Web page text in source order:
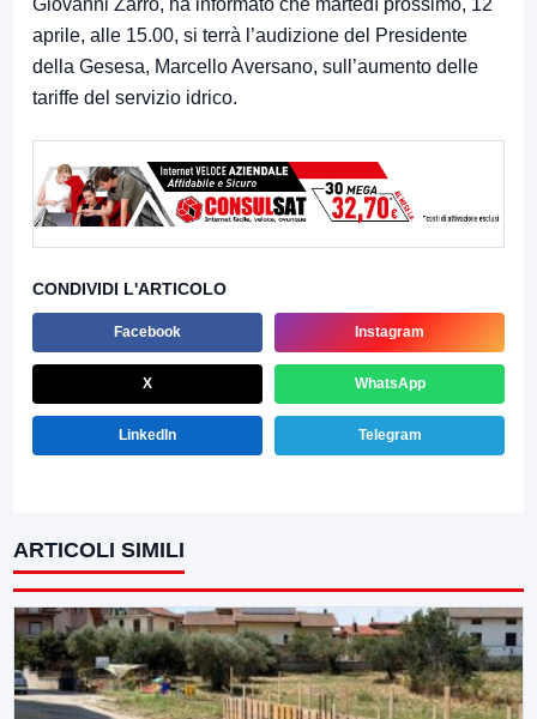
Giovanni Zarro, ha informato che martedì prossimo, 12
aprile, alle 15.00, si terrà l’audizione del Presidente
della Gesesa, Marcello Aversano, sull’aumento delle
tariffe del servizio idrico.
CONDIVIDI L'ARTICOLO
Facebook Instagram
X WhatsApp
LinkedIn Telegram
ARTICOLI SIMILI